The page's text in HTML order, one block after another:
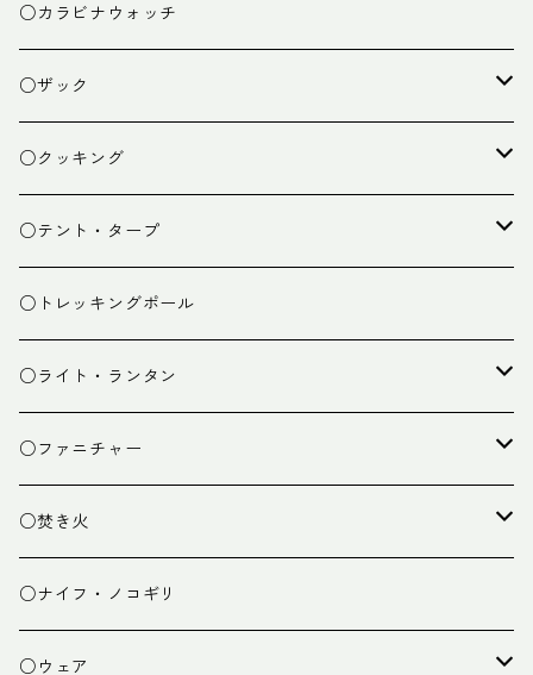
○カラビナウォッチ
○ザック
ザック
スタッフバッグ
ザック小物
○クッキング
クッカー
バーナー
カトラリー
クッキング小物
○テント・タープ
テント
タープ
ペグ・ハンマー・小物
○トレッキングポール
○ライト・ランタン
ライト
ランタン
○ファニチャー
テーブル
チェア
○焚き火
焚き火台
焚き火小物
○ナイフ・ノコギリ
○ウェア